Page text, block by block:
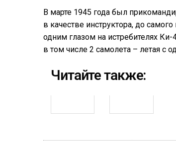
В марте 1945 года был
в качестве инструктора, до
одним глазом на истребителях Ки-
в том числе 2 самолета – летая с
Читайте также: